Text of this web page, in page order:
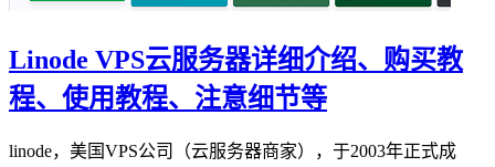
Linode VPS云服务器详细介绍、购买教
程、使用教程、注意细节等
linode，美国VPS公司（云服务器商家），于2003年正式成